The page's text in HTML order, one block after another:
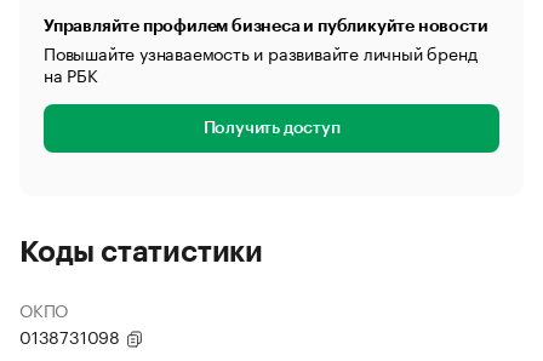
Управляйте профилем бизнеса и публикуйте новости
Повышайте узнаваемость и развивайте личный бренд
на РБК
Получить доступ
Коды статистики
ОКПО
0138731098